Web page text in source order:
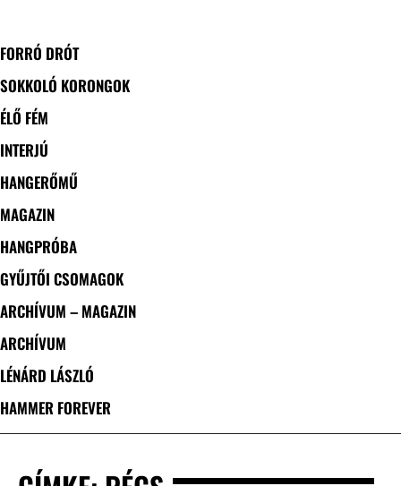
FORRÓ DRÓT
SOKKOLÓ KORONGOK
ÉLŐ FÉM
INTERJÚ
HANGERŐMŰ
MAGAZIN
HANGPRÓBA
GYŰJTŐI CSOMAGOK
ARCHÍVUM – MAGAZIN
ARCHÍVUM
LÉNÁRD LÁSZLÓ
HAMMER FOREVER